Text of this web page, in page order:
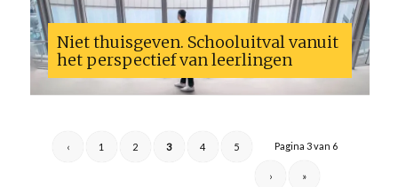
Niet thuisgeven. Schooluitval vanuit
het perspectief van leerlingen
Pagina 3 van 6
‹ 1 2 3 4 5
› »